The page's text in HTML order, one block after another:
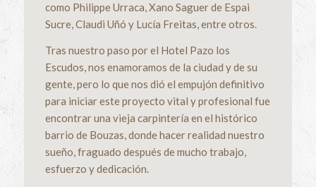
como Philippe Urraca, Xano Saguer de Espai
Sucre, Claudi Uñó y Lucía Freitas, entre otros.
Tras nuestro paso por el Hotel Pazo los
Escudos, nos enamoramos de la ciudad y de su
gente, pero lo que nos dió el empujón definitivo
para iniciar este proyecto vital y profesional fue
encontrar una vieja carpintería en el histórico
barrio de Bouzas, donde hacer realidad nuestro
sueño, fraguado después de mucho trabajo,
esfuerzo y dedicación.